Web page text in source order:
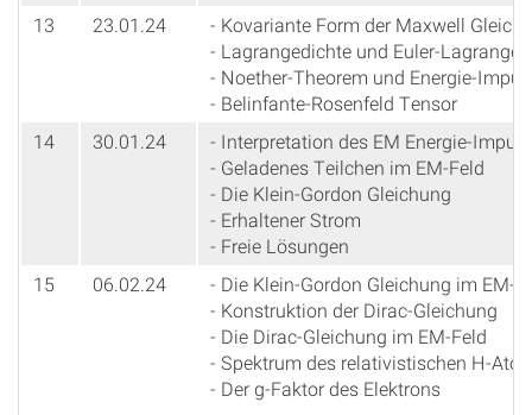
13
23.01.24
- Kovariante Form der Maxwell
- Lagrangedichte und Euler-Lagrange
- Noether-Theorem und Energie-
- Belinfante-Rosenfeld Tensor
14
30.01.24
- Interpretation des EM Energie-
- Geladenes Teilchen im EM-Feld
- Die Klein-Gordon Gleichung
- Erhaltener Strom
- Freie Lösungen
15
06.02.24
- Die Klein-Gordon Gleichung im EM-
- Konstruktion der Dirac-Gleichung
- Die Dirac-Gleichung im EM-Feld
- Spektrum des relativistischen H-
- Der g-Faktor des Elektrons